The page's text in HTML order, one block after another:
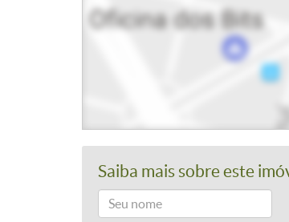
Saiba mais sobre este